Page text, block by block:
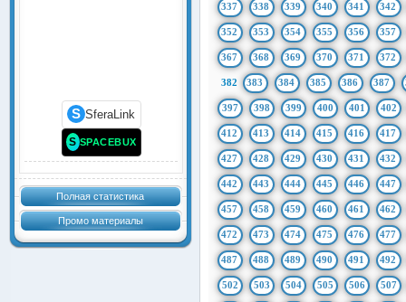
S SferaLink
S SPACEBUX
Полная статистика
Промо материалы
337 338 339 340 341 342
352 353 354 355 356 357
367 368 369 370 371 372
382 383 384 385 386 387
397 398 399 400 401 402
412 413 414 415 416 417
427 428 429 430 431 432
442 443 444 445 446 447
457 458 459 460 461 462
472 473 474 475 476 477
487 488 489 490 491 492
502 503 504 505 506 507